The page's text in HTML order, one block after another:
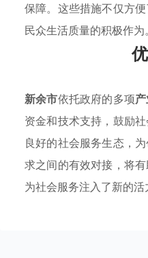
保障。这些措施不仅方
民众生活质量的积极作为。
新余市依托政府的多项
资金和技术支持，鼓励
良好的社会服务生态，
求之间的有效对接，将
为社会服务注入了新的